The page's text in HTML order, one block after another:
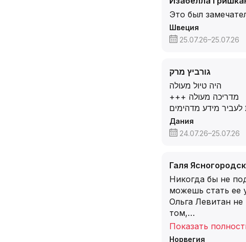
Это был
Швеция
25.07.26–25.07.26
גורביץ מרק
היה טיול מעולה
+++ מדריכה מעולה
לעביר מידע מדהימים
Дания
24.07.26–25.07.26
Галя
Никогда бы не
можешь стать ее
Ольга Левитан
том,…
Показать
Норвегия